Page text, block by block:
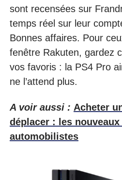
sont recensées sur
temps réel sur leur
Bonnes affaires. Pour
fenêtre Rakuten, gardez
vos favoris : la PS4 Pro
ne l’attend plus.
A voir aussi : Acheter
déplacer : les
automobilistes